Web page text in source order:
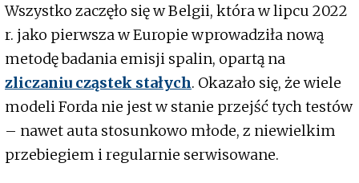
Wszystko zaczęło się w Belgii, która w lipcu 2022
r. jako pierwsza w Europie wprowadziła nową
metodę badania emisji spalin, opartą na
zliczaniu cząstek stałych. Okazało się, że wiele
modeli Forda nie jest w stanie przejść tych testów
– nawet auta stosunkowo młode, z niewielkim
przebiegiem i regularnie serwisowane.